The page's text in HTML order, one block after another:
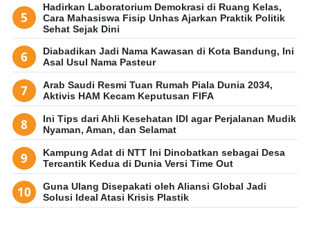
Hadirkan Laboratorium Demokrasi di Ruang Kelas,
Cara Mahasiswa Fisip Unhas Ajarkan Praktik Politik
Sehat Sejak Dini
Diabadikan Jadi Nama Kawasan di Kota Bandung, Ini
Asal Usul Nama Pasteur
Arab Saudi Resmi Tuan Rumah Piala Dunia 2034,
Aktivis HAM Kecam Keputusan FIFA
Ini Tips dari Ahli Kesehatan IDI agar Perjalanan Mudik
Nyaman, Aman, dan Selamat
Kampung Adat di NTT Ini Dinobatkan sebagai Desa
Tercantik Kedua di Dunia Versi Time Out
Guna Ulang Disepakati oleh Aliansi Global Jadi
Solusi Ideal Atasi Krisis Plastik